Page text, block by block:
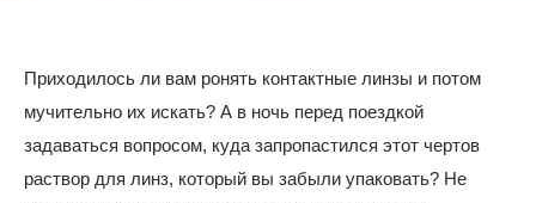
Приходилось ли вам ронять контактные линзы и потом
мучительно их искать? А в ночь перед поездкой
задаваться вопросом, куда запропастился этот чертов
раствор для линз, который вы забыли упаковать? Не